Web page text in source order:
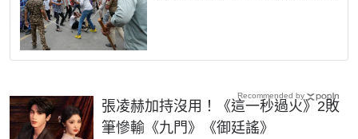
張凌赫加持沒用！《這一秒過火》2敗
筆慘輸《九門》《御廷謠》
Recommended by